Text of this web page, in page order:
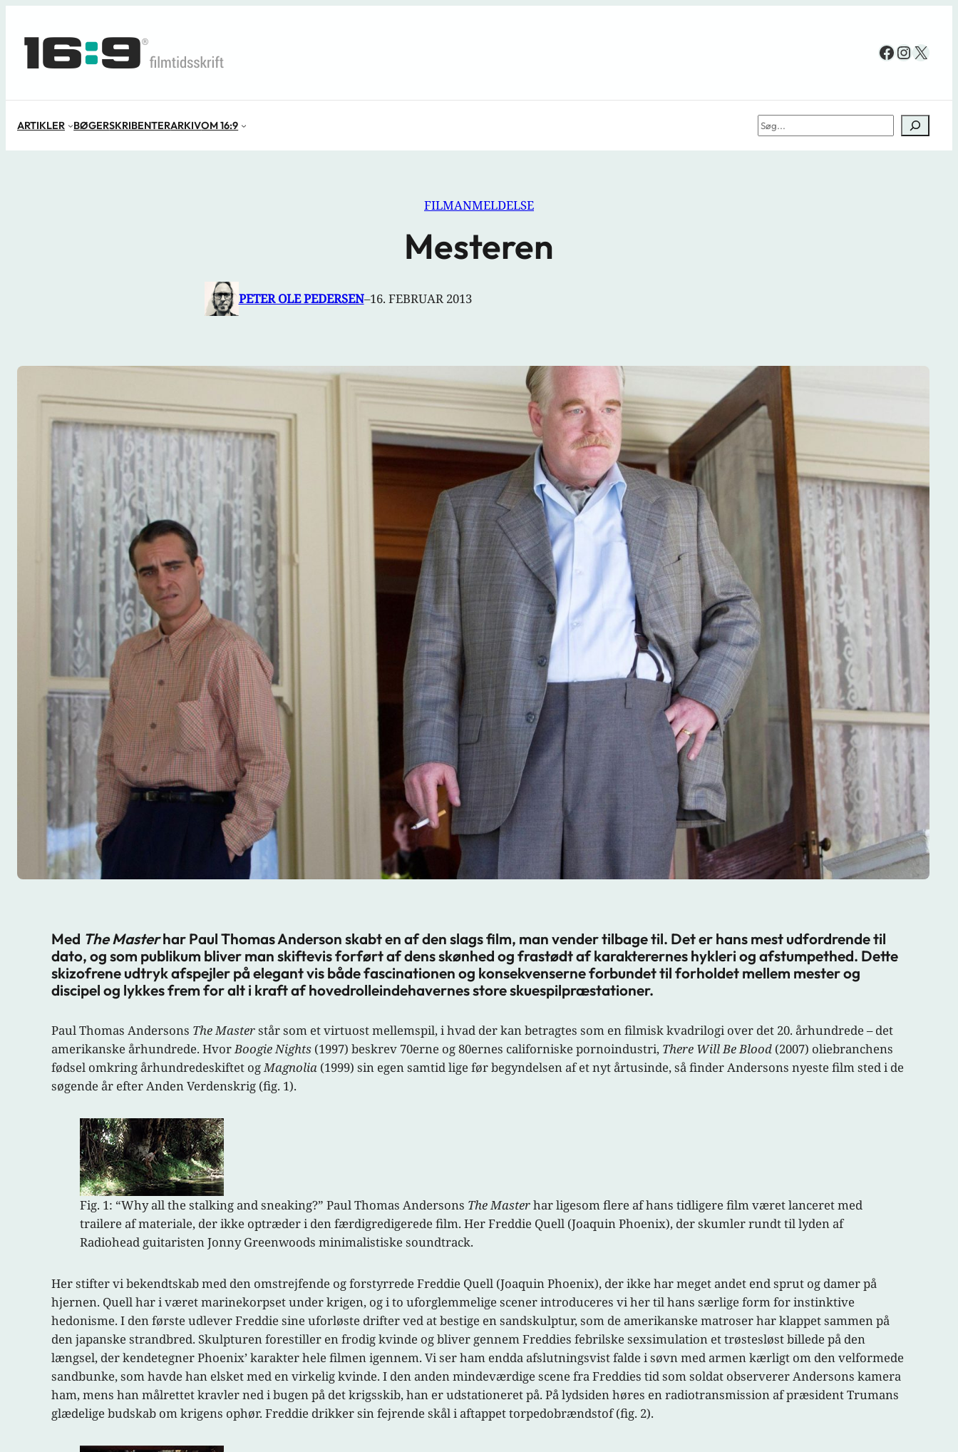
indhold
Facebook
X
ARTIKLER BØGERSKRIBENTERARKIVOM 16:9 Søg
FILMANMELDELSE
Mesteren
PETER OLE PEDERSEN–16. FEBRUAR 2013
Med The Masterhar Paul Thomas Anderson skabt en af den slags film, man vender tilbage til. Det er hans mest udfordrende til
dato, og som publikum bliver man skiftevis forført af dens skønhed og frastødt af karakterernes hykleri og afstumpethed. Dette
skizofrene udtryk afspejler på elegant vis både fascinationen og konsekvenserne forbundet til forholdet mellem mester og
discipel og lykkes frem for alt i kraft af hovedrolleindehavernes store skuespilpræstationer.
Paul Thomas Andersons The Masterstår som et virtuost mellemspil, i hvad der kan betragtes som en filmisk kvadrilogi over det 20. århundrede – det
amerikanske århundrede. Hvor Boogie Nights (1997) beskrev 70erne og 80ernes californiske pornoindustri, There Will Be Blood (2007) oliebranchens
fødsel omkring århundredeskiftet og Magnolia (1999) sin egen samtid lige før begyndelsen af et nyt årtusinde, så finder Andersons nyeste film sted i de
søgende år efter Anden Verdenskrig (fig. 1).
Fig. 1: “Why all the stalking and sneaking?” Paul Thomas Andersons The Masterhar ligesom flere af hans tidligere film været lanceret med
trailere af materiale, der ikke optræder i den færdigredigerede film. Her Freddie Quell (Joaquin Phoenix), der skumler rundt til lyden af
Radiohead guitaristen Jonny Greenwoods minimalistiske soundtrack.
Her stifter vi bekendtskab med den omstrejfende og forstyrrede Freddie Quell (Joaquin Phoenix), der ikke har meget andet end sprut og damer på
hjernen. Quell har i været marinekorpset under krigen, og i to uforglemmelige scener introduceres vi her til hans særlige form for instinktive
hedonisme. I den første udlever Freddie sine uforløste drifter ved at bestige en sandskulptur, som de amerikanske matroser har klappet sammen på
den japanske strandbred. Skulpturen forestiller en frodig kvinde og bliver gennem Freddies febrilske sexsimulation et trøstesløst billede på den
længsel, der kendetegner Phoenix’ karakter hele filmen igennem. Vi ser ham endda afslutningsvist falde i søvn med armen kærligt om den velformede
sandbunke, som havde han elsket med en virkelig kvinde. I den anden mindeværdige scene fra Freddies tid som soldat observerer Andersons kamera
ham, mens han målrettet kravler ned i bugen på det krigsskib, han er udstationeret på. På lydsiden høres en radiotransmission af præsident Trumans
glædelige budskab om krigens ophør. Freddie drikker sin fejrende skål i aftappet torpedobrændstof (fig. 2).